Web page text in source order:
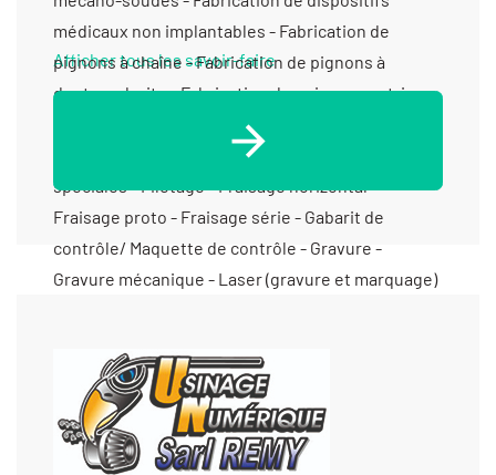
Afficher tous les savoir-faire